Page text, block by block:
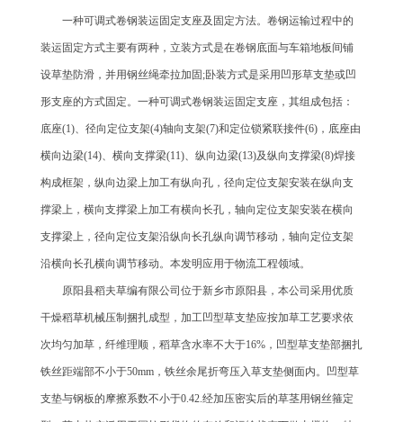
一种可调式卷钢装运固定支座及固定方法。卷钢运输过程中的
装运固定方式主要有两种，立装方式是在卷钢底面与车箱地板间铺
设草垫防滑，并用钢丝绳牵拉加固;卧装方式是采用凹形草支垫或凹
形支座的方式固定。一种可调式卷钢装运固定支座，其组成包括：
底座(1)、径向定位支架(4)轴向支架(7)和定位锁紧联接件(6)，底座由
横向边梁(14)、横向支撑梁(11)、纵向边梁(13)及纵向支撑梁(8)焊接
构成框架，纵向边梁上加工有纵向孔，径向定位支架安装在纵向支
撑梁上，横向支撑梁上加工有横向长孔，轴向定位支架安装在横向
支撑梁上，径向定位支架沿纵向长孔纵向调节移动，轴向定位支架
沿横向长孔横向调节移动。本发明应用于物流工程领域。
原阳县稻夫草编有限公司位于新乡市原阳县，本公司采用优质
干燥稻草机械压制捆扎成型，加工凹型草支垫应按加草工艺要求依
次均匀加草，纤维理顺，稻草含水率不大于16%，凹型草支垫部捆扎
铁丝距端部不小于50mm，铁丝余尾折弯压入草支垫侧面内。凹型草
支垫与钢板的摩擦系数不小于0.42.经加压密实后的草茎用钢丝箍定